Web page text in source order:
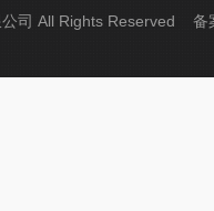
司 All Rights Reserved 备